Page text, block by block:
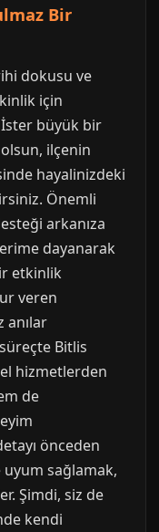
Bir
dokusu ve
için
büyük bir
ilçenin
hayalinizdeki
Önemli
arkanıza
dayanarak
etkinlik
veren
anılar
Bitlis
hizmetlerden
de
önceden
sağlamak,
Şimdi, siz de
kendi